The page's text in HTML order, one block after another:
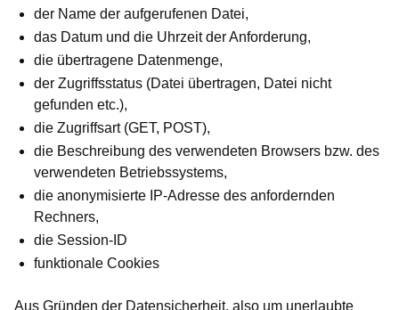
der Name der aufgerufenen Datei,
das Datum und die Uhrzeit der Anforderung,
die übertragene Datenmenge,
der Zugriffsstatus (Datei übertragen, Datei nicht
gefunden etc.),
die Zugriffsart (GET, POST),
die Beschreibung des verwendeten Browsers bzw. des
verwendeten Betriebssystems,
die anonymisierte IP-Adresse des anfordernden
Rechners,
die Session-ID
funktionale Cookies
Aus Gründen der Datensicherheit, also um unerlaubte